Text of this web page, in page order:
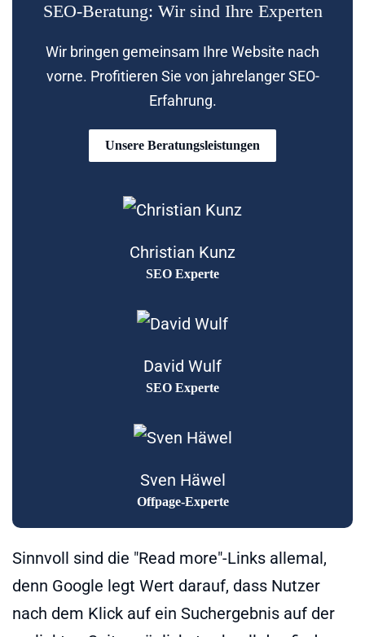
SEO-Beratung: Wir sind Ihre Experten
Wir bringen gemeinsam Ihre Website nach
vorne. Profitieren Sie von jahrelanger SEO-
Erfahrung.
Unsere Beratungsleistungen
Christian Kunz
SEO Experte
David Wulf
SEO Experte
Sven Häwel
Offpage-Experte
Sinnvoll sind die "Read more"-Links allemal,
denn Google legt Wert darauf, dass Nutzer
nach dem Klick auf ein Suchergebnis auf der